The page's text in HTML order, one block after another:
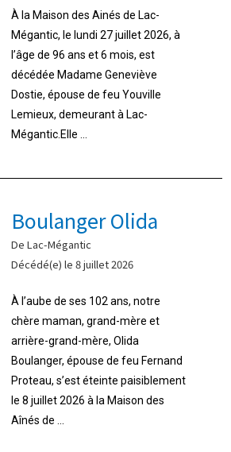
À la Maison des Ainés de Lac-
Mégantic, le lundi 27 juillet 2026, à
l’âge de 96 ans et 6 mois, est
décédée Madame Geneviève
Dostie, épouse de feu Youville
Lemieux, demeurant à Lac-
Mégantic.Elle ...
Boulanger Olida
De Lac-Mégantic
Décédé(e) le 8 juillet 2026
À l’aube de ses 102 ans, notre
chère maman, grand-mère et
arrière-grand-mère, Olida
Boulanger, épouse de feu Fernand
Proteau, s’est éteinte paisiblement
le 8 juillet 2026 à la Maison des
Aînés de ...